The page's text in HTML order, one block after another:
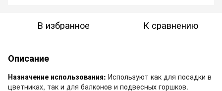
В избранное К сравнению
Описание
Назначение использования: Используют как для посадки в
цветниках, так и для балконов и подвесных горшков.